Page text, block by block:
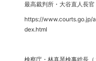
最高裁判所・大谷直人長官
https://www.courts.go.jp/
dex.html
検察庁・林真琴検事総長